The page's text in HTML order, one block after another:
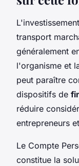
transport
généralement
l'organisme et
peut paraître
dispositifs de
réduire
entrepreneurs
Le Compte
constitue la